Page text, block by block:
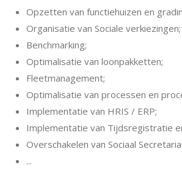
Opzetten van functiehuizen en
Organisatie van Sociale verkiezingen;
Benchmarking;
Optimalisatie van loonpakketten;
Fleetmanagement;
Optimalisatie van processen en
Implementatie van HRIS / ERP;
Implementatie van Tijdsregistratie
Overschakelen van Sociaal
...